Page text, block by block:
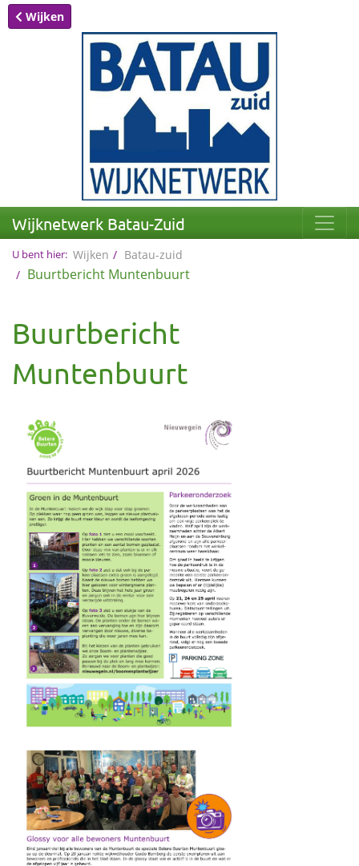
Wijken
Wijknetwerk Batau-Zuid
U bent hier: Wijken Batau-zuid
Buurtbericht Muntenbuurt
Buurtbericht
Muntenbuurt